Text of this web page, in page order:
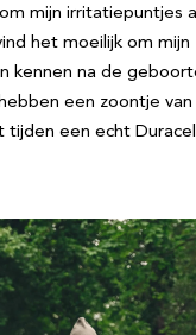
mijn irritatiepuntjes
het moeilijk om mijn
kennen na de
een zoontje van
een echt